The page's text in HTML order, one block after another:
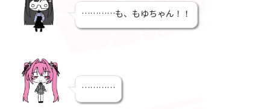
…………も、もゆちゃん！！
…………